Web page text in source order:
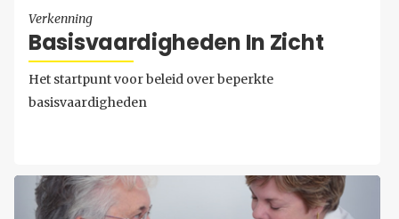
Verkenning
Ba­sis­vaar­dig­he­den In Zicht
Het startpunt voor beleid over beperkte
basisvaardigheden